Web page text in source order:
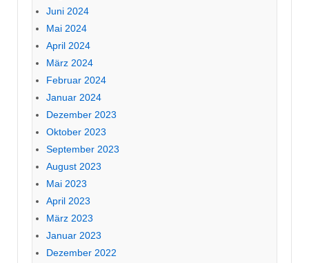
Juni 2024
Mai 2024
April 2024
März 2024
Februar 2024
Januar 2024
Dezember 2023
Oktober 2023
September 2023
August 2023
Mai 2023
April 2023
März 2023
Januar 2023
Dezember 2022